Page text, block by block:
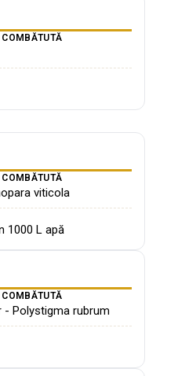
viticola
1000 L apă
Polystigma rubrum